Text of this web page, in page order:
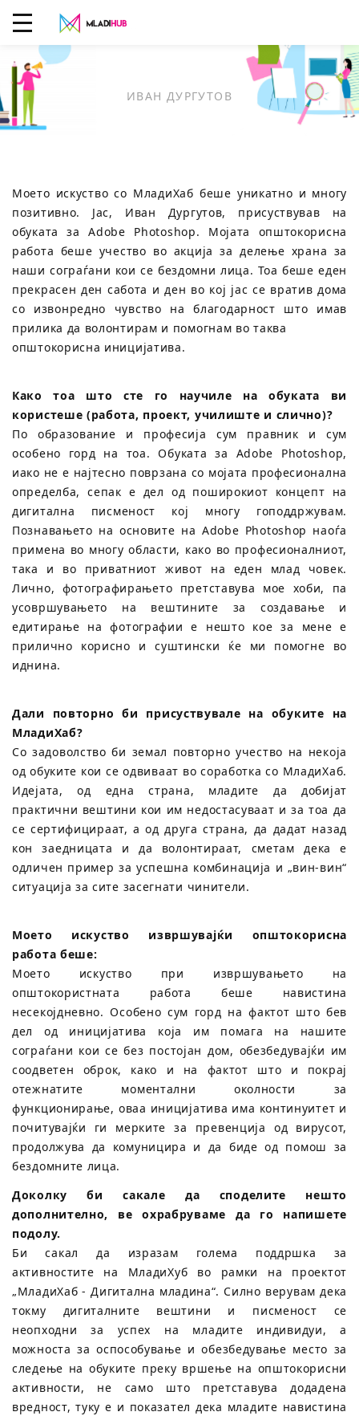
ИВАН ДУРГУТОВ
Моето искуство со МладиХаб беше уникатно и многу
позитивно. Јас, Иван Дургутов, присуствував на
обуката за Adobe Photoshop. Мојата општокорисна
работа беше учество во акција за делење храна за
наши сограѓани кои се бездомни лица. Тоа беше еден
прекрасен ден сабота и ден во кој јас се вратив дома
со извонредно чувство на благодарност што имав
прилика да волонтирам и помогнам во таква
општокорисна иницијатива.
Како тоа што сте го научиле на обуката ви
користеше (работа, проект, училиште и слично)?
По образование и професија сум правник и сум
особено горд на тоа. Обуката за Adobe Photoshop,
иако не е најтесно поврзана со мојата професионална
определба, сепак е дел од поширокиот концепт на
дигитална писменост кој многу гоподдржувам.
Познавањето на основите на Adobe Photoshop наоѓа
примена во многу области, како во професионалниот,
така и во приватниот живот на еден млад човек.
Лично, фотографирањето претставува мое хоби, па
усовршувањето на вештините за создавање и
едитирање на фотографии е нешто кое за мене е
прилично корисно и суштински ќе ми помогне во
иднина.
Дали повторно би присуствувале на обуките на
МладиХаб?
Со задоволство би земал повторно учество на некоја
од обуките кои се одвиваат во соработка со МладиХаб.
Идејата, од една страна, младите да добијат
практични вештини кои им недостасуваат и за тоа да
се сертифицираат, а од друга страна, да дадат назад
кон заедницата и да волонтираат, сметам дека е
одличен пример за успешна комбинација и „вин-вин“
ситуација за сите засегнати чинители.
Моето искуство извршувајќи општокорисна
работа беше:
Моето искуство при извршувањето на
општокористната работа беше навистина
несекојдневно. Особено сум горд на фактот што бев
дел од иницијатива која им помага на нашите
сограѓани кои се без постојан дом, обезбедувајќи им
соодветен оброк, како и на фактот што и покрај
отежнатите моментални околности за
функционирање, оваа иницијатива има континуитет и
почитувајќи ги мерките за превенција од вирусот,
продолжува да комуницира и да биде од помош за
бездомните лица.
Доколку би сакале да споделите нешто
дополнително, ве охрабруваме да го напишете
подолу.
Би сакал да изразам голема поддршка за
активностите на МладиХуб во рамки на проектот
„МладиХаб - Дигитална младина“. Силно верувам дека
токму дигиталните вештини и писменост се
неопходни за успех на младите индивидуи, а
можноста за оспособување и обезбедување место за
следење на обуките преку вршење на општокорисни
активности, не само што претставува додадена
вредност, туку е и показател дека младите навистина